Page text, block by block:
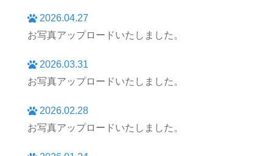
2026.04.27
お写真アップロードいたしました。
2026.03.31
お写真アップロードいたしました。
2026.02.28
お写真アップロードいたしました。